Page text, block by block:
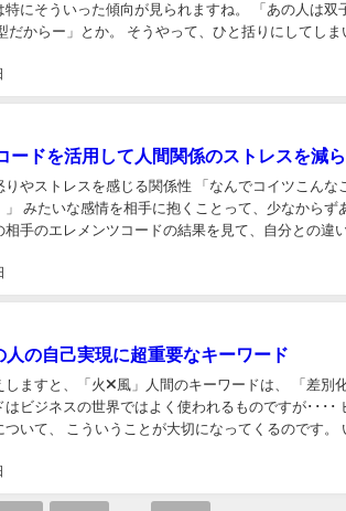
特にそういった傾向が見られますね。 「あの人は双
からー」とか。 そうやって、ひと括りにしてしまいがち
ードを活用して人間関係のストレスを減ら
りやストレスを感じる関係性 「なんでコイツこんな
みたいな感情を相手に抱くことって、少なからずありますよ
相手のエレメンツコードの結果を見て、自分との違
の自己実現に超重要なキーワード
ますと、「火×風」人間のキーワードは、 「差別化」
はビジネスの世界ではよく使われるものですが････
ついて、 こういうことが大切になってくるのです。